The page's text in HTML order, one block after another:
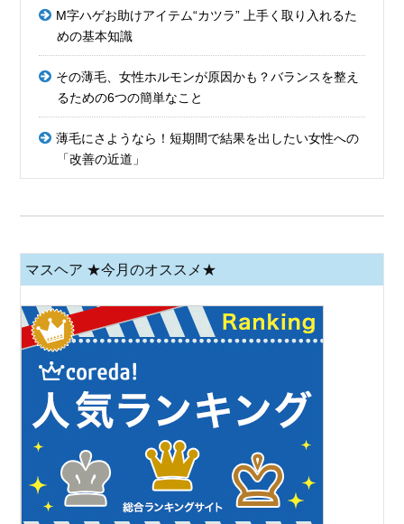
M字ハゲお助けアイテム“カツラ” 上手く取り入れるた
めの基本知識
その薄毛、女性ホルモンが原因かも？バランスを整え
るための6つの簡単なこと
薄毛にさようなら！短期間で結果を出したい女性への
「改善の近道」
マスヘア ★今月のオススメ★